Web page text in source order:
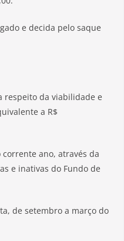
e decida pelo saque
respeito da viabilidade e
a R$
ano, através da
e inativas do Fundo de
de setembro a março do